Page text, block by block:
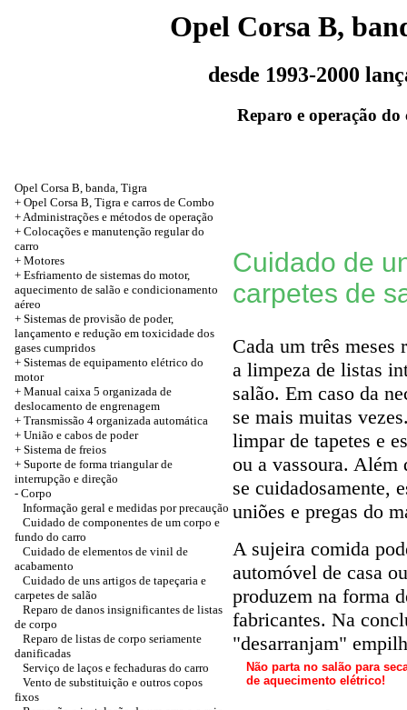
Opel Corsa B,
desde 1993-2000
Reparo e operação do
Opel Corsa B, banda, Tigra
+ Opel Corsa B, Tigra e carros de Combo
+ Administrações e métodos de operação
+ Colocações e manutenção regular do
carro
+ Motores
+ Esfriamento de sistemas do motor,
aquecimento de salão e condicionamento
aéreo
+ Sistemas de provisão de poder,
lançamento e redução em toxicidade dos
gases cumpridos
+ Sistemas de equipamento elétrico do
motor
+ Manual caixa 5 organizada de
deslocamento de engrenagem
+ Transmissão 4 organizada automática
+ União e cabos de poder
+ Sistema de freios
+ Suporte de forma triangular de
interrupção e direção
- Corpo
Informação geral e medidas por precaução
Cuidado de componentes de um corpo e
fundo do carro
Cuidado de elementos de vinil de
acabamento
Cuidado de uns artigos de tapeçaria e
carpetes de salão
Reparo de danos insignificantes de listas
de corpo
Reparo de listas de corpo seriamente
danificadas
Serviço de laços e fechaduras do carro
Vento de substituição e outros copos
fixos
Cuidado de
carpetes de
Cada um três meses
a limpeza de listas
salão. Em caso da
se mais muitas
limpar de tapetes e
ou a vassoura. Além
se cuidadosamente,
uniões e pregas do
A sujeira comida
automóvel de casa
produzem na forma
fabricantes. Na
"desarranjam"
Não parta no salão para
de aquecimento elétrico!